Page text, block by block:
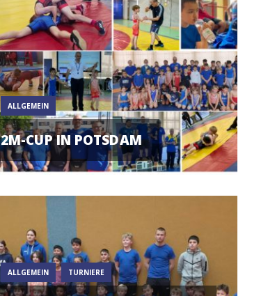
ALLGEMEIN
2M-CUP IN POTSDAM
ALLGEMEIN TURNIERE